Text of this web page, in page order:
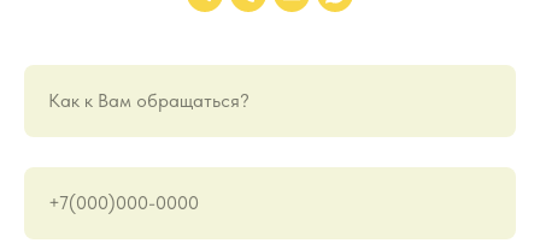
Как к Вам обращаться?
+7(000)000-0000